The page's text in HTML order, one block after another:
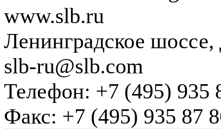
www.slb.ru
Ленинградское
slb-ru@slb.com
Телефон: +7 (495) 935
Факс: +7 (495) 935 87